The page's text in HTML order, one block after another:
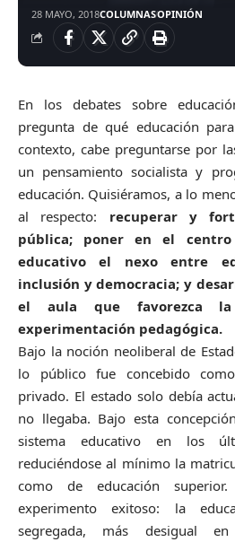
28 MAYO, 2018COLUMNASOPINIÓN
En los debates sobre
pregunta de qué educación
contexto, cabe preguntarse por
un pensamiento socialista y
educación. Quisiéramos, a lo
al respecto: recuperar y
pública; poner en el
educativo el nexo entre
inclusión y democracia; y
el aula que favorezca
experimentación pedagógica.
Bajo la noción neoliberal de
lo público fue concebido
privado. El estado solo debía
no llegaba. Bajo esta
sistema educativo en los
reduciéndose al mínimo la
como de educación
experimento exitoso: la
segregada, más desigual